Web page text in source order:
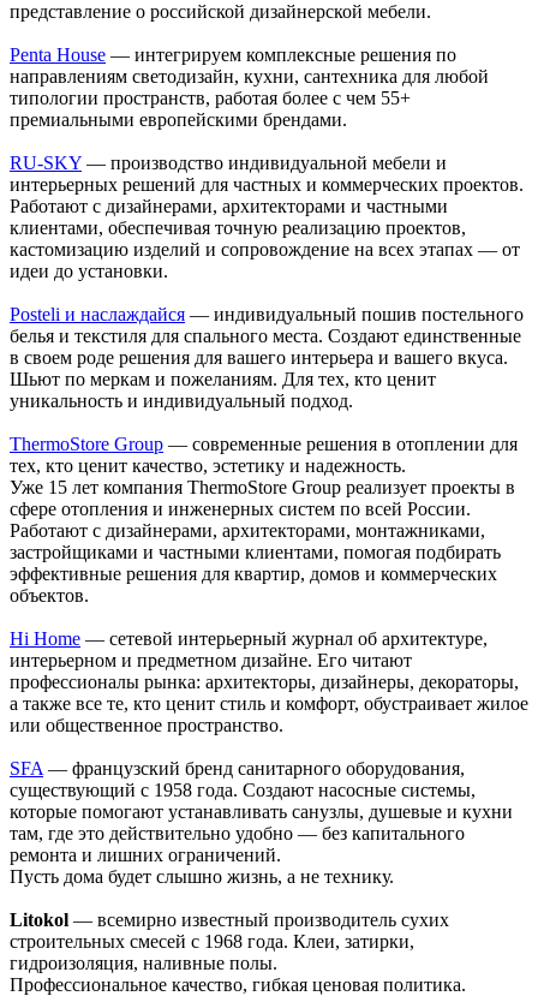
представление о российской дизайнерской мебели.
Penta House — интегрируем комплексные решения по
направлениям светодизайн, кухни, сантехника для любой
типологии пространств, работая более с чем 55+
премиальными европейскими брендами.
RU-SKY — производство индивидуальной мебели и
интерьерных решений для частных и коммерческих проектов.
Работают с дизайнерами, архитекторами и частными
клиентами, обеспечивая точную реализацию проектов,
кастомизацию изделий и сопровождение на всех этапах — от
идеи до установки.
Posteli и наслаждайся — индивидуальный пошив постельного
белья и текстиля для спального места. Создают единственные
в своем роде решения для вашего интерьера и вашего вкуса.
Шьют по меркам и пожеланиям. Для тех, кто ценит
уникальность и индивидуальный подход.
ThermoStore Group — современные решения в отоплении для
тех, кто ценит качество, эстетику и надежность.
Уже 15 лет компания ThermoStore Group реализует проекты в
сфере отопления и инженерных систем по всей России.
Работают с дизайнерами, архитекторами, монтажниками,
застройщиками и частными клиентами, помогая подбирать
эффективные решения для квартир, домов и коммерческих
объектов.
Hi Home — сетевой интерьерный журнал об архитектуре,
интерьерном и предметном дизайне. Его читают
профессионалы рынка: архитекторы, дизайнеры, декораторы,
а также все те, кто ценит стиль и комфорт, обустраивает жилое
или общественное пространство.
SFA — французский бренд санитарного оборудования,
существующий с 1958 года. Создают насосные системы,
которые помогают устанавливать санузлы, душевые и кухни
там, где это действительно удобно — без капитального
ремонта и лишних ограничений.
Пусть дома будет слышно жизнь, а не технику.
Litokol — всемирно известный производитель сухих
строительных смесей с 1968 года. Клеи, затирки,
гидроизоляция, наливные полы.
Профессиональное качество, гибкая ценовая политика.